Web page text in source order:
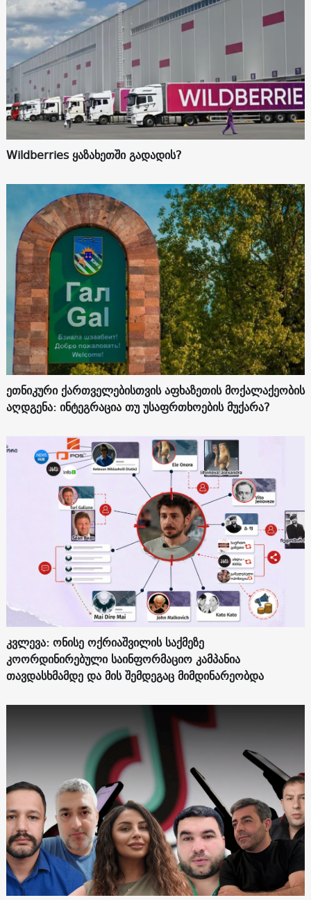
Wildberries ყაზახეთში გადადის?
ეთნიკური ქართველებისთვის აფხაზეთის მოქალაქეობის
აღდგენა: ინტეგრაცია თუ უსაფრთხოების მუქარა?
კვლევა: ონისე ოქრიაშვილის საქმეზე
კოორდინირებული საინფორმაციო კამპანია
თავდასხმამდე და მის შემდეგაც მიმდინარეობდა